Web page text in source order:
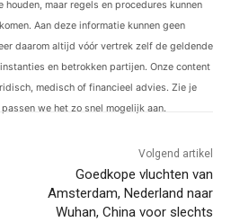
maar regels en procedures kunnen
Aan deze informatie kunnen geen
daarom altijd vóór vertrek zelf de geldende
en betrokken partijen. Onze content
medisch of financieel advies. Zie je
we het zo snel mogelijk aan.
Volgend artikel
Goedkope vluchten van
Amsterdam, Nederland naar
Wuhan, China voor slechts